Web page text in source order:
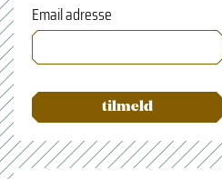
Email adresse